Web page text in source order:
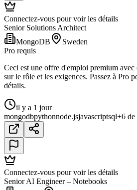
Connectez-vous pour voir les détails
Senior Solutions Architect
MongoDB
Sweden
Pro requis
Ceci est une offre d'emploi premium avec
sur le rôle et les exigences. Passez à Pro
détails.
il y a 1 jour
mongodbpythonnode.jsjavascriptsql+6 de
Connectez-vous pour voir les détails
Senior AI Engineer – Notebooks